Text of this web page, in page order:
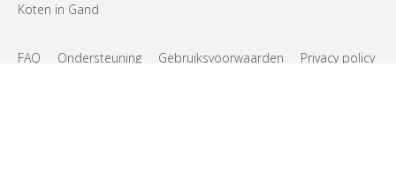
Koten in Gand
FAQ Ondersteuning Gebruiksvoorwaarden Privacy policy